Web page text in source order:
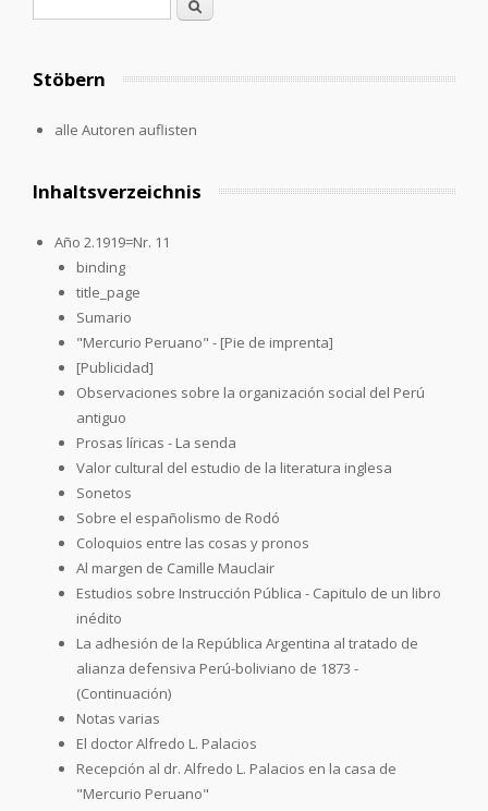
Search
Stöbern
alle Autoren auflisten
Inhaltsverzeichnis
Año 2.1919=Nr. 11
binding
title_page
Sumario
"Mercurio Peruano" - [Pie de imprenta]
[Publicidad]
Observaciones sobre la organización social del Perú
antiguo
Prosas líricas - La senda
Valor cultural del estudio de la literatura inglesa
Sonetos
Sobre el españolismo de Rodó
Coloquios entre las cosas y pronos
Al margen de Camille Mauclair
Estudios sobre Instrucción Pública - Capitulo de un libro
inédito
La adhesión de la República Argentina al tratado de
alianza defensiva Perú-boliviano de 1873 -
(Continuación)
Notas varias
El doctor Alfredo L. Palacios
Recepción al dr. Alfredo L. Palacios en la casa de
"Mercurio Peruano"